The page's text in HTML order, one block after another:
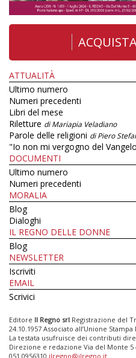
ATTUALITÀ
Ultimo numero
Numeri precedenti
Libri del mese
Riletture di Mariapia Veladiano
Parole delle religioni di Piero
"Io non mi vergogno del
DOCUMENTI
Ultimo numero
Numeri precedenti
MORALIA
Blog
Dialoghi
IL REGNO DELLE DONNE
Blog
NEWSLETTER
Iscriviti
EMAIL
Scrivici
Editore Il Regno srl Registrazione del
24.10.1957 Associato all’Unione
La testata usufruisce dei contributi
Direzione e redazione Via del Monte 5
051 0956310 ilregno@ilregno.it